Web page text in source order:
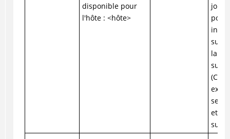
disponible pour
l'hôte : <hôte>
jour
pour
la
et